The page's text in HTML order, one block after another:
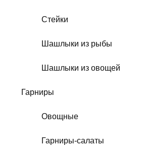
Стейки
Шашлыки из рыбы
Шашлыки из овощей
Гарниры
Овощные
Гарниры-салаты